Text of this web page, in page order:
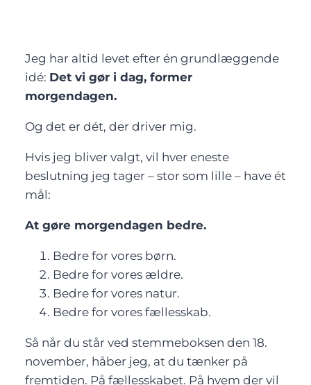
Jeg har altid levet efter én grundlæggende
idé: Det vi gør i dag, former
morgendagen.
Og det er dét, der driver mig.
Hvis jeg bliver valgt, vil hver eneste
beslutning jeg tager – stor som lille – have ét
mål:
At gøre morgendagen bedre.
Bedre for vores børn.
Bedre for vores ældre.
Bedre for vores natur.
Bedre for vores fællesskab.
Så når du står ved stemmeboksen den 18.
november, håber jeg, at du tænker på
fremtiden. På fællesskabet. På hvem der vil